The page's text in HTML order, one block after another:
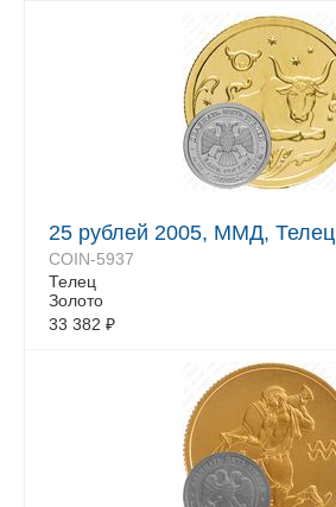
25 рублей 2005, ММД, Телец
COIN-5937
Телец
Золото
33 382 ₽